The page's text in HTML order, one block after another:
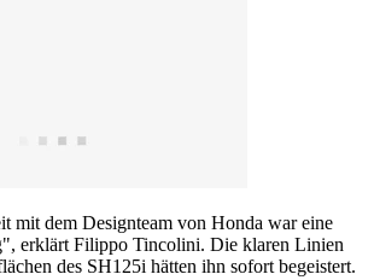
mit dem Designteam von Honda war eine
erklärt Filippo Tincolini. Die klaren Linien
des SH125i hätten ihn sofort begeistert.